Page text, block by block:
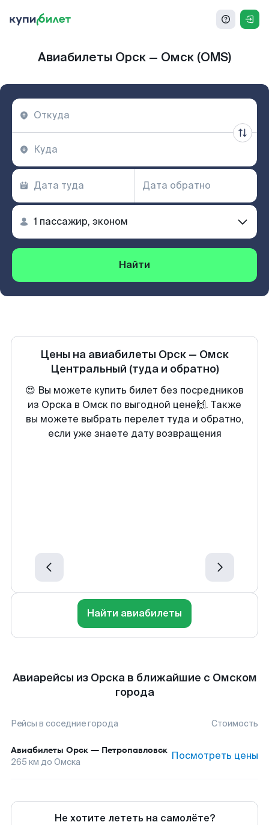
Авиабилеты Орск — Омск (OMS)
Найти
Цены на авиабилеты Орск — Омск
Центральный (туда и обратно)
😍 Вы можете купить билет без посредников
из Орска в Омск по выгодной цене🙌. Также
вы можете выбрать перелет туда и обратно,
если уже знаете дату возвращения
Найти авиабилеты
Авиарейсы из Орска в ближайшие с Омском
города
Рейсы в соседние города Стоимость
Авиабилеты Орск — Петропавловск
265 км до Омска Посмотреть цены
Не хотите лететь на самолёте?